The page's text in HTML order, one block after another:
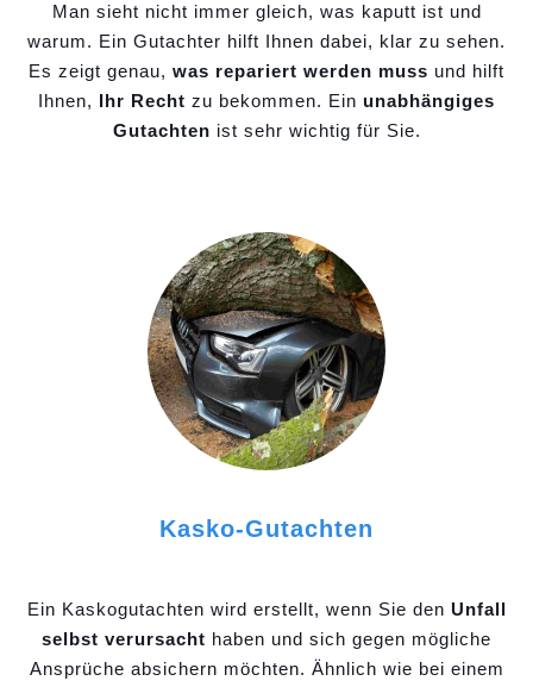
Man sieht nicht immer gleich, was kaputt ist und
warum. Ein Gutachter hilft Ihnen dabei, klar zu sehen.
Es zeigt genau, was repariert werden muss und hilft
Ihnen, Ihr Recht zu bekommen. Ein unabhängiges
Gutachten ist sehr wichtig für Sie.
Kasko-Gutachten
Ein Kaskogutachten wird erstellt, wenn Sie den Unfall
selbst verursacht haben und sich gegen mögliche
Ansprüche absichern möchten. Ähnlich wie bei einem